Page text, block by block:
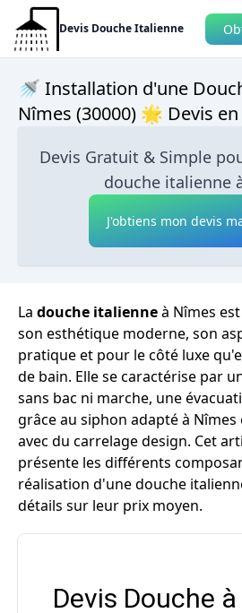
Devis Douche Italienne
🚿 Installation d'une
Nîmes (30000) 🌟 Devis
Devis Gratuit & Simple
douche italienne
J'obtiens mon devis
La douche italienneà Nîmes
son esthétique moderne, son
pratique et pour le côté luxe
de bain. Elle se caractérise par
sans bac ni marche, une
grâce au siphon adapté à
avec du carrelage design. Cet
présente les différents
réalisation d'une douche
détails sur leur prix moyen.
Devis Douche à